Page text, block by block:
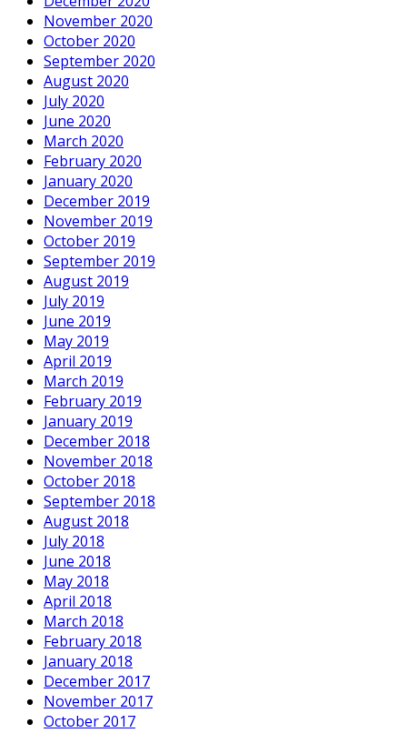
November 2020
October 2020
September 2020
August 2020
July 2020
June 2020
March 2020
February 2020
January 2020
December 2019
November 2019
October 2019
September 2019
August 2019
July 2019
June 2019
May 2019
April 2019
March 2019
February 2019
January 2019
December 2018
November 2018
October 2018
September 2018
August 2018
July 2018
June 2018
May 2018
April 2018
March 2018
February 2018
January 2018
December 2017
November 2017
October 2017